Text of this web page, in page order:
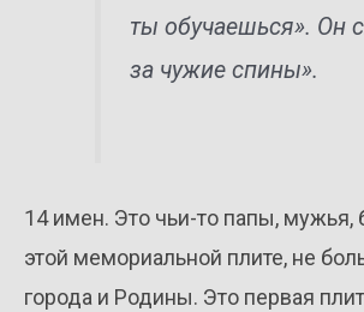
ты обучаешься». Он
за чужие спины».
14 имен. Это чьи-то папы, мужья,
этой мемориальной плите, не
города и Родины. Это первая